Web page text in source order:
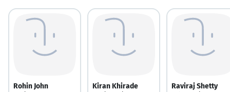
Rohin John Kiran Khirade Raviraj Shetty